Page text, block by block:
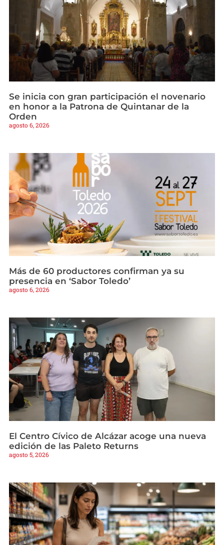
Se inicia con gran participación el novenario
en honor a la Patrona de Quintanar de la
Orden
agosto 6, 2026
Más de 60 productores confirman ya su
presencia en ‘Sabor Toledo’
agosto 6, 2026
El Centro Cívico de Alcázar acoge una nueva
edición de las Paleto Returns
agosto 5, 2026